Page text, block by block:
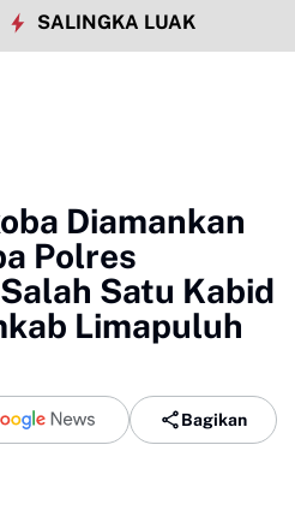
SALINGKA LUAK
Diamankan
Polres
Satu Kabid
Limapuluh
Bagikan